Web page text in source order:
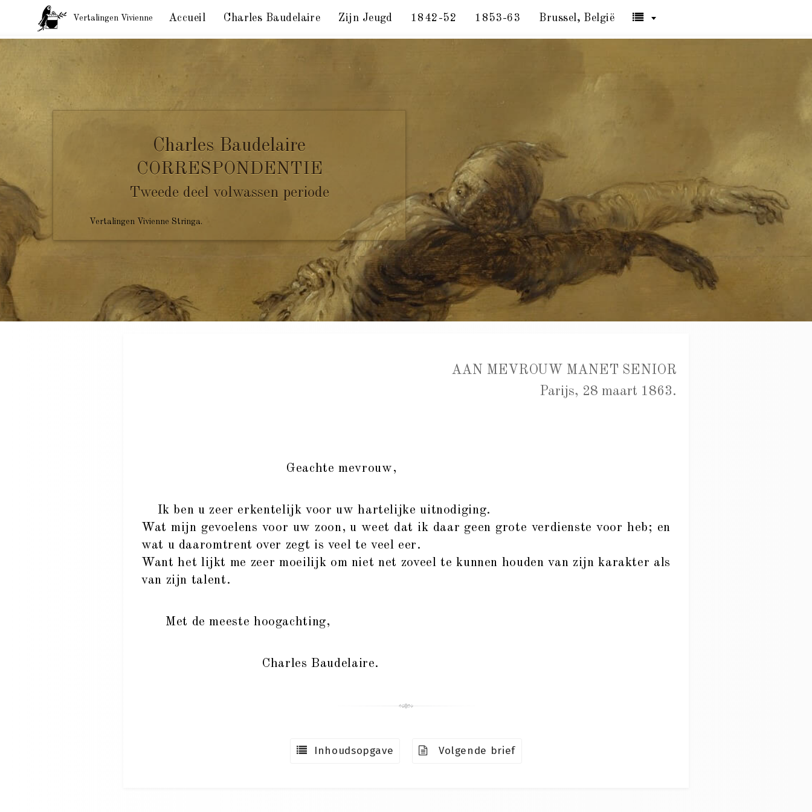
Vertalingen Vivienne Accueil Charles Baudelaire Zijn Jeugd 1842-52 1853-63 Brussel, België
Charles Baudelaire aan Mevrouw Manet Senior. Parijs, 28 maart 1863.
Charles Baudelaire
CORRESPONDENTIE
Tweede deel volwassen periode
Vertalingen Vivienne Stringa.
AAN MEVROUW MANET SENIOR
Parijs, 28 maart 1863.
Geachte mevrouw,
Ik ben u zeer erkentelijk voor uw hartelijke uitnodiging.
Wat mijn gevoelens voor uw zoon, u weet dat ik daar geen grote verdienste voor heb; en
wat u daaromtrent over zegt is veel te veel eer.
Want het lijkt me zeer moeilijk om niet net zoveel te kunnen houden van zijn karakter als
van zijn talent.
Met de meeste hoogachting,
Charles Baudelaire.
Inhoudsopgave Volgende brief